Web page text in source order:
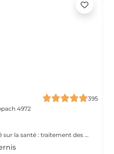
395
4972
Un soin complet des pieds axé sur la santé : traitement des callosités, cors, durillons, ongles incarnés ou épaissis. Soulage les douleurs et améliore le confort au quotidien.